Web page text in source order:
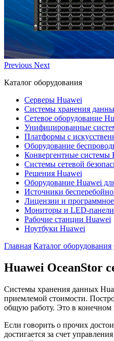
Previous Next
Каталог оборудования
Серверы Huawei
Системы хранения
Сетевое оборудование
Унифицированные
Платформы с
Оборудование
Конвергентные системы
Системы сетевой
Решения Huawei
Оборудование Huawei
Источники
Лицензии и
Мониторы и LED-
Рабочие станции Huawei
Ноутбуки Huawei
Главная Каталог оборудования
Huawei OceanStor
Системы хранения данных
приемлемой стоимости.
общую работу. Это в
Если говорить о прочих
достигается за счет